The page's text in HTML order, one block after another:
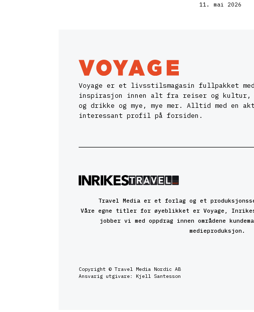
11. mai 2026
Voyage er et livsstilsmagasin fullpakket med
inspirasjon innen alt fra reiser og
og drikke og mye, mye mer. Alltid med en
interessant profil på forsiden.
Travel Media er et forlag og et
Våre egne titler for øyeblikket er Voyage,
jobber vi med oppdrag innen områdene
medieproduksjon.
Copyright © Travel Media Nordic AB
Ansvarig utgivare: Kjell Santesson